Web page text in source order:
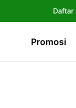
Daftar
Promosi